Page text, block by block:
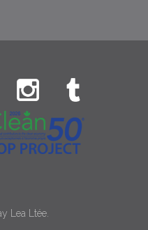
Lea Ltée.